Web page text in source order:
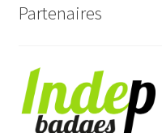
Partenaires